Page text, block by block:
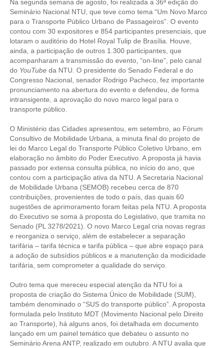
PUBLICIDADE
MANUAL DE REDAÇÃO
RELEASES
CONTATO
CADASTRO
ATUALIZAÇÃO CADASTRAL
NÚCLEO JOVEM
Na segunda semana de agosto, foi realizada a 36ª edição do
Seminário Nacional NTU, que teve como tema “Um Novo Marco
para o Transporte Público Urbano de Passageiros”. O evento
contou com 30 expositores e 854 participantes presenciais, que
lotaram o auditório do Hotel Royal Tulip de Brasília. Houve,
ainda, a participação de outros 1.300 participantes, que
acompanharam a transmissão do evento, “on-line”, pelo canal
do YouTube da NTU. O presidente do Senado Federal e do
Congresso Nacional, senador Rodrigo Pacheco, fez importante
pronunciamento na abertura do evento e defendeu, de forma
intransigente, a aprovação do novo marco legal para o
transporte público.
O Ministério das Cidades apresentou, em setembro, ao Fórum
Consultivo de Mobilidade Urbana, a minuta final do projeto de
lei do Marco Legal do Transporte Público Coletivo Urbano, em
elaboração no âmbito do Poder Executivo. A proposta já havia
passado por extensa consulta pública, no início do ano, que
contou com a participação ativa da NTU. A Secretaria Nacional
de Mobilidade Urbana (SEMOB) recebeu cerca de 870
contribuições, provenientes de todo o país, das quais 60
sugestões de aprimoramento foram feitas pela NTU. A proposta
do Executivo se soma à proposta do Legislativo, que tramita no
Senado (PL 3278/2021). O novo Marco Legal cria novas regras
e reorganiza o serviço, além de estabelecer a separação
tarifária – tarifa técnica e tarifa pública – que abre espaço para
a adoção de subsídios públicos e a manutenção da modicidade
tarifária, sem comprometer a qualidade do serviço.
Outro tema que mereceu especial atenção da NTU foi a
proposta de criação do Sistema Único de Mobilidade (SUM),
também denominado o “SUS do transporte público”. A proposta
formulada pelo Instituto MDT (Movimento Nacional pelo Direito
ao Transporte), há alguns anos, foi detalhada em documento
lançado em um painel temático que debateu o assunto no
Seminário Arena ANTP, realizado em outubro. A NTU avalia que